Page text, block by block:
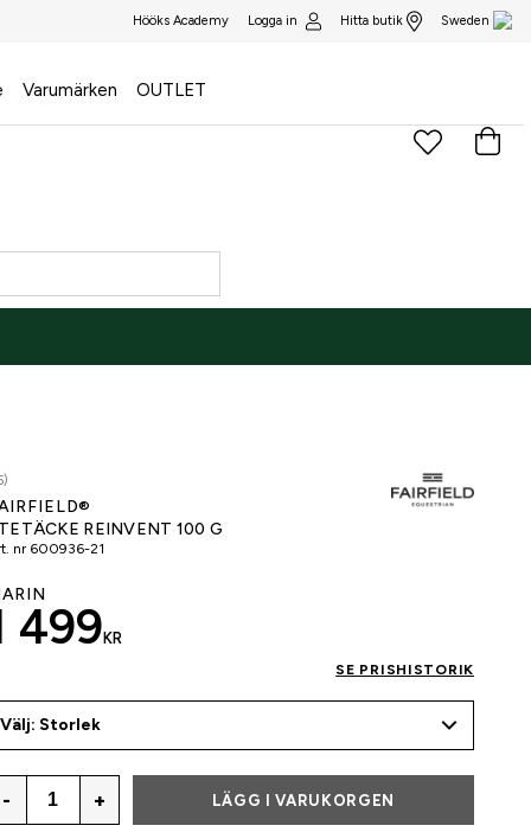
Hööks Academy Logga in Hitta butik Sweden
Varumärken OUTLET
REINVENT 100 G
nr 600936-21
499 KR
SE PRISHISTORIK
Välj: Storlek
- + LÄGG I VARUKORGEN